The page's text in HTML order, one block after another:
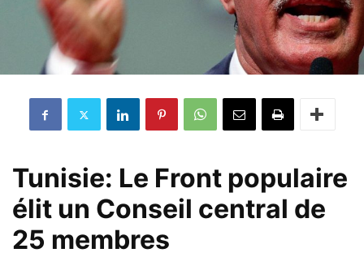
Tunisie: Le Front populaire
élit un Conseil central de
25 membres